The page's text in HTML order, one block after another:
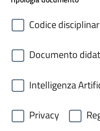
Codice
Documento
Intelligenza
Privacy